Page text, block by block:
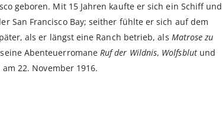
geboren. Mit 15 Jahren kaufte er sich ein Schiff und
San Francisco Bay; seither fühlte er sich auf dem
als er längst eine Ranch betrieb, als Matrose zu
Abenteuerromane Ruf der Wildnis, Wolfsblutund
22. November 1916.